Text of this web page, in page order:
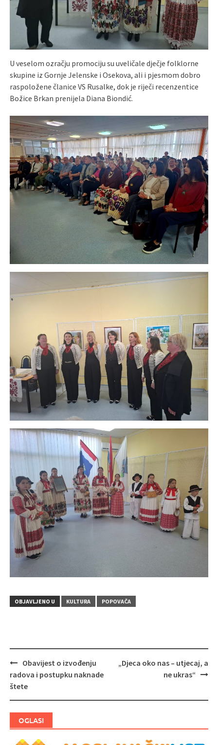
U veselom ozračju promociju su uveličale dječje folklorne
skupine iz Gornje Jelenske i Osekova, ali i pjesmom dobro
raspoložene članice VS Rusalke, dok je riječi recenzentice
Božice Brkan prenijela Diana Biondić.
OBJAVLJENO U KULTURA POPOVAČA
Navigacija
objava
Obavijest o izvođenju
radova i postupku naknade
štete
„Djeca oko nas – utjecaj, a
ne ukras“
OGLASI